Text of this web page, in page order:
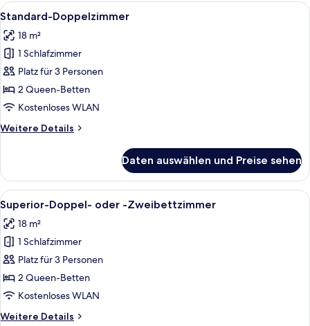
Alle
Fotos
für
Standard-
Doppelzimmer
anzeigen
Ein ordentlich bezogenes Bett mit
8
Standard-Doppelzimmer
18 m²
1 Schlafzimmer
Platz für 3 Personen
2 Queen-Betten
Kostenloses WLAN
Weitere Details
Weitere
Doppelzimmer
Daten auswählen und Preise sehen
Alle
Fotos
für
Superior-
Doppel-
oder
-
Ein Hotelzimmer mit einem
6
Superior-Doppel- oder -Zweibettzimmer
18 m²
1 Schlafzimmer
Platz für 3 Personen
2 Queen-Betten
Kostenloses WLAN
Weitere Details
Weitere